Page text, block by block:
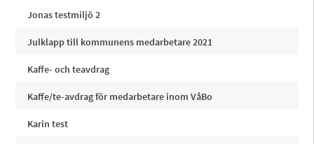
Jonas testmiljö 2
Julklapp till kommunens medarbetare 2021
Kaffe- och teavdrag
Kaffe/te-avdrag för medarbetare inom VåBo
Karin test